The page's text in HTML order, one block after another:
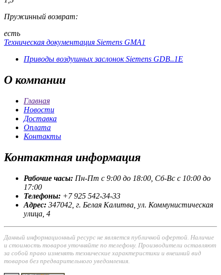
Пружинный возврат:
есть
Техническая документация Siemens GMA1
Приводы воздушных заслонок Siemens GDB..1E
О компании
Главная
Новости
Доставка
Оплата
Контакты
Контактная информация
Рабочие часы: Пн-Пт с 9:00 до 18:00, Сб-Вс с 10:00 до
17:00
Телефоны: +7 925 542-34-33
Адрес: 347042, г. Белая Калитва, ул. Коммунистическая
улица, 4
Данный информационный ресурс не является публичной офертой. Наличие
и стоимость товаров уточняйте по телефону. Производители оставляют
за собой право изменять технические характеристики и внешний вид
товаров без предварительного уведомления.